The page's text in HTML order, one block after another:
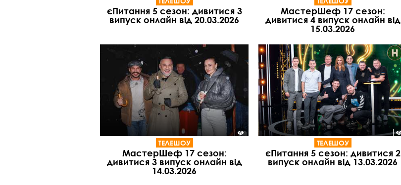
єПитання 5 сезон: дивитися 3
випуск онлайн від 20.03.2026
МастерШеф 17 сезон:
дивитися 4 випуск онлайн від
15.03.2026
ТЕЛЕШОУ
МастерШеф 17 сезон:
дивитися 3 випуск онлайн від
14.03.2026
ТЕЛЕШОУ
єПитання 5 сезон: дивитися 2
випуск онлайн від 13.03.2026